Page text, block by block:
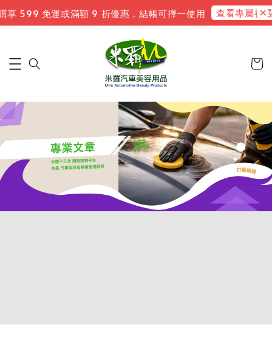
免運或滿額 9 折優惠，結帳可擇一使用 查看專屬禮遇